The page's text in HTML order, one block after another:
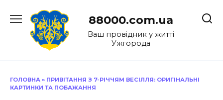
до
88000.com.ua
Ваш провідник у житті
Ужгорода
ГОЛОВНА » ПРИВІТАННЯ З 7-РІЧЧЯМ ВЕСІЛЛЯ: ОРИГІНАЛЬНІ
КАРТИНКИ ТА ПОБАЖАННЯ